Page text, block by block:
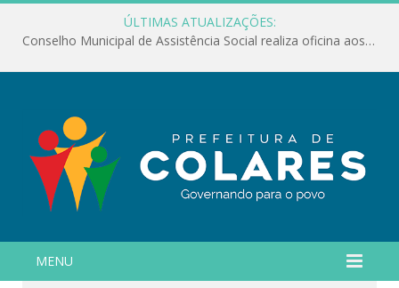
ÚLTIMAS ATUALIZAÇÕES:
Conselho Municipal de Assistência Social realiza oficina aos servidores
MENU